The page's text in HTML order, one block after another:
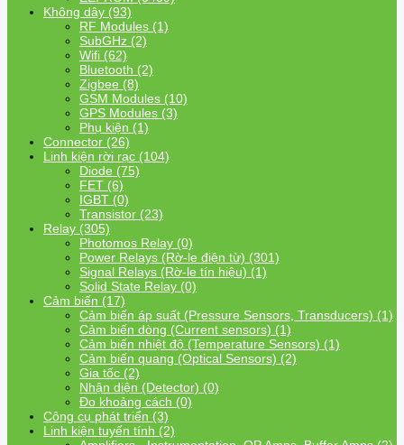
Không dây (93)
RF Modules (1)
SubGHz (2)
Wifi (62)
Bluetooth (2)
Zigbee (8)
GSM Modules (10)
GPS Modules (3)
Phụ kiện (1)
Connector (26)
Linh kiện rời rạc (104)
Diode (75)
FET (6)
IGBT (0)
Transistor (23)
Relay (305)
Photomos Relay (0)
Power Relays (Rờ-le điện từ) (301)
Signal Relays (Rờ-le tín hiệu) (1)
Solid State Relay (0)
Cảm biến (17)
Cảm biến áp suất (Pressure Sensors, Transducers) (1)
Cảm biến dòng (Current sensors) (1)
Cảm biến nhiệt độ (Temperature Sensors) (1)
Cảm biến quang (Optical Sensors) (2)
Gia tốc (2)
Nhận diện (Detector) (0)
Đo khoảng cách (0)
Công cụ phát triển (3)
Linh kiện tuyến tính (2)